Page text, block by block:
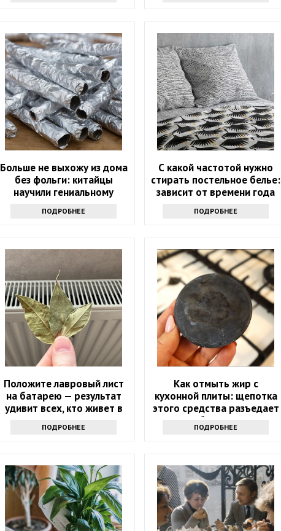
Больше не выхожу из дома
без фольги: китайцы
научили гениальному
ПОДРОБНЕЕ
С какой частотой нужно
стирать постельное белье:
зависит от времени года
ПОДРОБНЕЕ
Положите лавровый лист
на батарею — результат
удивит всех, кто живет в
ПОДРОБНЕЕ
Как отмыть жир с
кухонной плиты: щепотка
этого средства разъедает
любую грязь
ПОДРОБНЕЕ